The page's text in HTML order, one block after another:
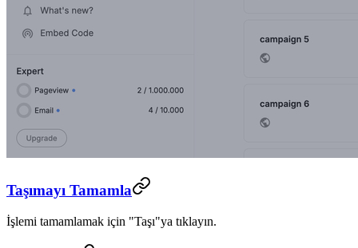
Taşımayı Tamamla
İşlemi tamamlamak için "Taşı"ya tıklayın.